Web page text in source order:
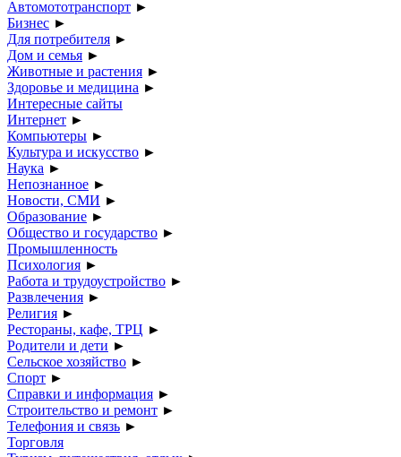
Автомототранспорт ►
Бизнес ►
Для потребителя ►
Дом и семья ►
Животные и растения ►
Здоровье и медицина ►
Интересные сайты
Интернет ►
Компьютеры ►
Культура и искусство ►
Наука ►
Непознанное ►
Новости, СМИ ►
Образование ►
Общество и государство ►
Промышленность
Психология ►
Работа и трудоустройство ►
Развлечения ►
Религия ►
Рестораны, кафе, ТРЦ ►
Родители и дети ►
Сельское хозяйство ►
Спорт ►
Справки и информация ►
Строительство и ремонт ►
Телефония и связь ►
Торговля